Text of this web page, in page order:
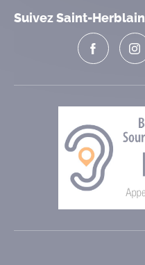
Suivez Saint-Herblain